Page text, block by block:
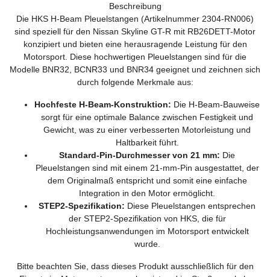
Beschreibung
Die HKS H-Beam Pleuelstangen (Artikelnummer 2304-RN006)
sind speziell für den Nissan Skyline GT-R mit RB26DETT-Motor
konzipiert und bieten eine herausragende Leistung für den
Motorsport. Diese hochwertigen Pleuelstangen sind für die
Modelle BNR32, BCNR33 und BNR34 geeignet und zeichnen sich
durch folgende Merkmale aus:
Hochfeste H-Beam-Konstruktion: Die H-Beam-Bauweise
sorgt für eine optimale Balance zwischen Festigkeit und
Gewicht, was zu einer verbesserten Motorleistung und
Haltbarkeit führt.
Standard-Pin-Durchmesser von 21 mm: Die
Pleuelstangen sind mit einem 21-mm-Pin ausgestattet, der
dem Originalmaß entspricht und somit eine einfache
Integration in den Motor ermöglicht.
STEP2-Spezifikation: Diese Pleuelstangen entsprechen
der STEP2-Spezifikation von HKS, die für
Hochleistungsanwendungen im Motorsport entwickelt
wurde.
Bitte beachten Sie, dass dieses Produkt ausschließlich für den